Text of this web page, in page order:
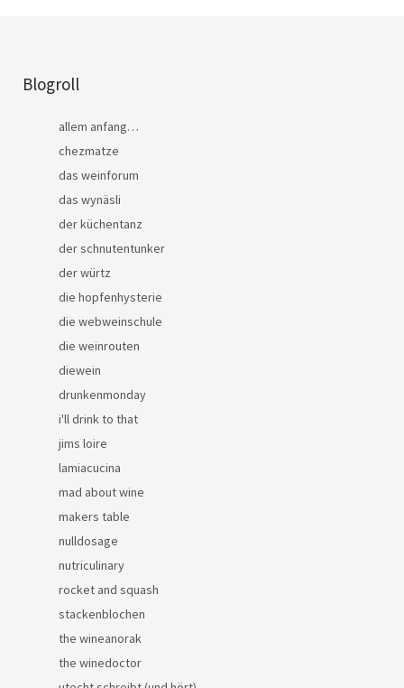
Blogroll
allem anfang…
chezmatze
das weinforum
das wynäsli
der küchentanz
der schnutentunker
der würtz
die hopfenhysterie
die webweinschule
die weinrouten
diewein
drunkenmonday
i'll drink to that
jims loire
lamiacucina
mad about wine
makers table
nulldosage
nutriculinary
rocket and squash
stackenblochen
the wineanorak
the winedoctor